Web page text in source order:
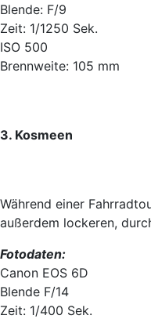
Blende: F/9
Zeit: 1/1250 Sek.
ISO 500
Brennweite: 105 mm
3. Kosmeen
Während einer
außerdem lockeren,
Fotodaten:
Canon EOS 6D
Blende F/14
Zeit: 1/400 Sek.